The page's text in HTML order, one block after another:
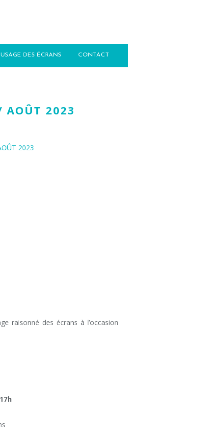
USAGE DES ÉCRANS CONTACT
AOÛT 2023
raisonné des écrans à l’occasion